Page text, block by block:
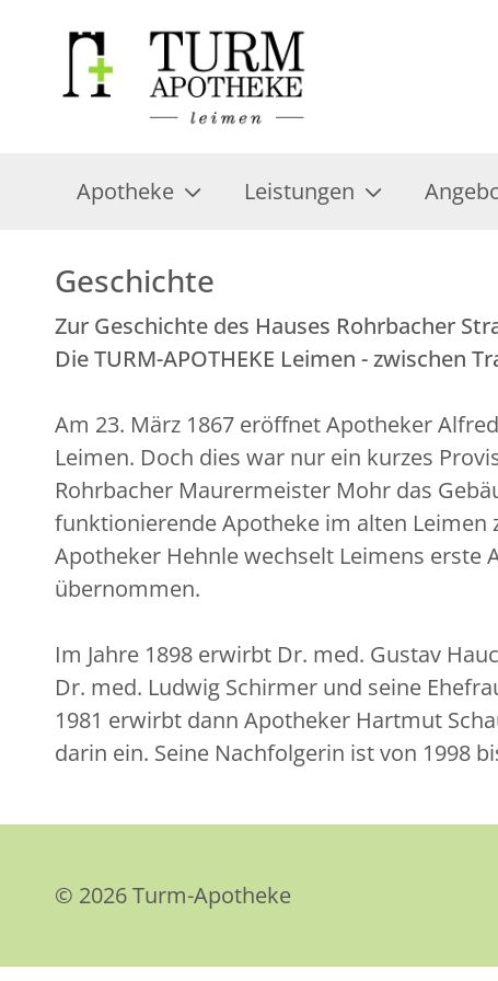
Apotheke Leistungen
Geschichte
Zur Geschichte des Hauses Rohrbacher
Die TURM-APOTHEKE Leimen - zwischen
Am 23. März 1867 eröffnet Apotheker
Leimen. Doch dies war nur ein kurzes
Rohrbacher Maurermeister Mohr das
funktionierende Apotheke im alten Leimen
Apotheker Hehnle wechselt Leimens erste
übernommen.
Im Jahre 1898 erwirbt Dr. med. Gustav
Dr. med. Ludwig Schirmer und seine
1981 erwirbt dann Apotheker Hartmut
darin ein. Seine Nachfolgerin ist von 1998
© 2026 Turm-Apotheke